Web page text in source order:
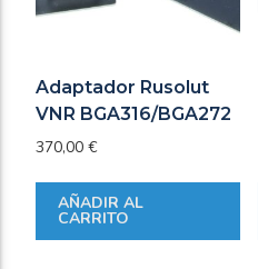
Adaptador Rusolut
VNR BGA316/BGA272
370,00 €
AÑADIR AL
CARRITO